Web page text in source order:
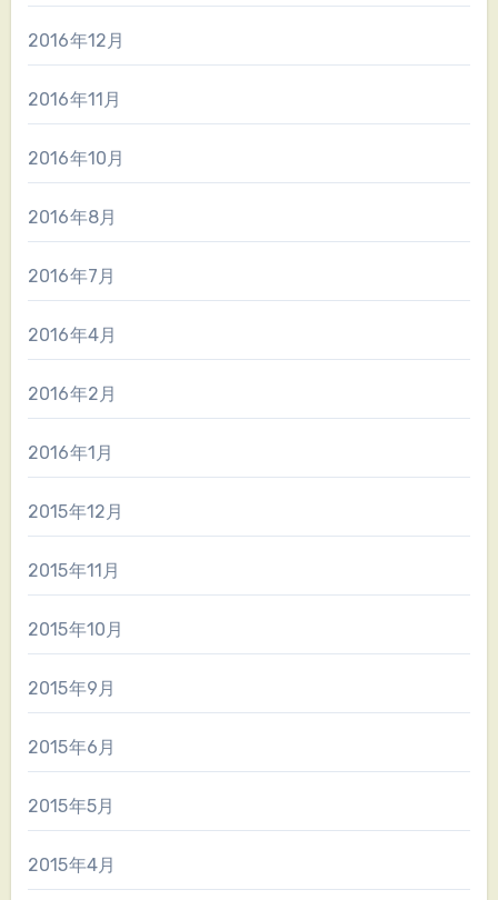
2016年12月
2016年11月
2016年10月
2016年8月
2016年7月
2016年4月
2016年2月
2016年1月
2015年12月
2015年11月
2015年10月
2015年9月
2015年6月
2015年5月
2015年4月